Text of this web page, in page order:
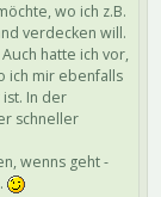
wo ich z.B.
verdecken will.
hatte ich vor,
ich mir ebenfalls
In der
schneller
wenns geht -